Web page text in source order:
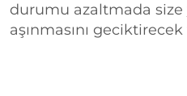
durumu azaltmada size
aşınmasını